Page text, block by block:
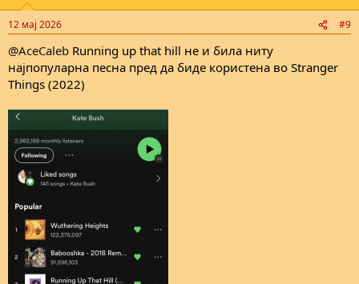
s
12 мај 2026 #9
@AceCaleb Running up that hill не и била ниту
најпопуларна песна пред да биде користена во Stranger
Things (2022)